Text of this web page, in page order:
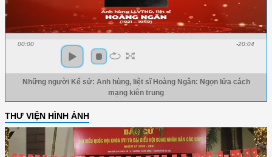
00:00 -20:04
Những người Kể sử: Anh hùng, liệt sĩ Hoàng Ngân: Ngọn lửa cách
mạng kiên trung
THƯ VIỆN HÌNH ẢNH